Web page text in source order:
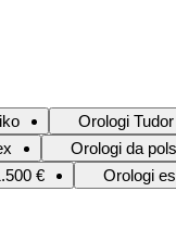
Orologi Tudor
Orologi da
€ Orologi